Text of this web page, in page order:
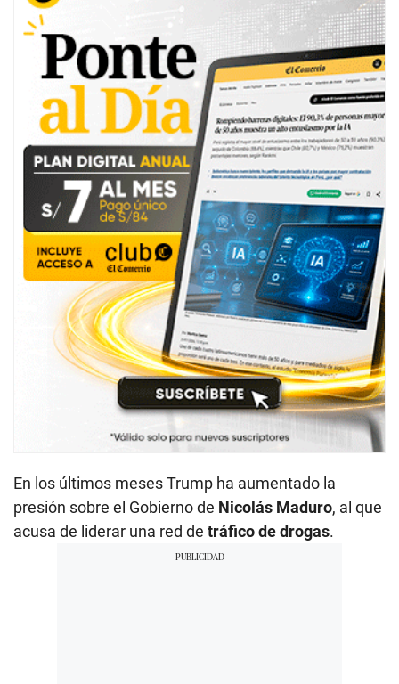
En los últimos meses Trump ha aumentado la
presión sobre el Gobierno de Nicolás Maduro, al que
acusa de liderar una red de tráfico de drogas.